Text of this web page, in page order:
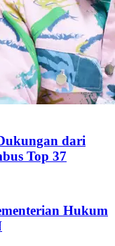
dari
Top 37
Hukum